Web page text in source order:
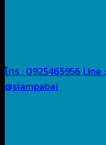
โทร : 0925465956 Line :
@siampabai